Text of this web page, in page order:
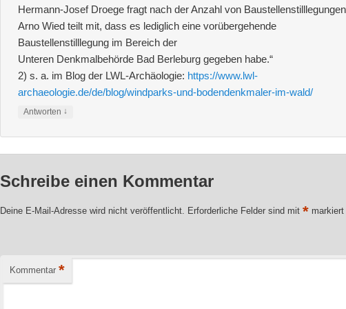
Hermann-Josef Droege fragt nach der Anzahl von
Arno Wied teilt mit, dass es lediglich eine vorübergehende
Baustellenstilllegung im Bereich der
Unteren Denkmalbehörde Bad Berleburg gegeben habe.“
2) s. a. im Blog der LWL-Archäologie: https://www.lwl-
archaeologie.de/de/blog/windparks-und-bodendenkmaler-im-wald/
Antworten ↓
Schreibe einen Kommentar
Deine E-Mail-Adresse wird nicht veröffentlicht. Erforderliche Felder sind mit* markiert
Kommentar *